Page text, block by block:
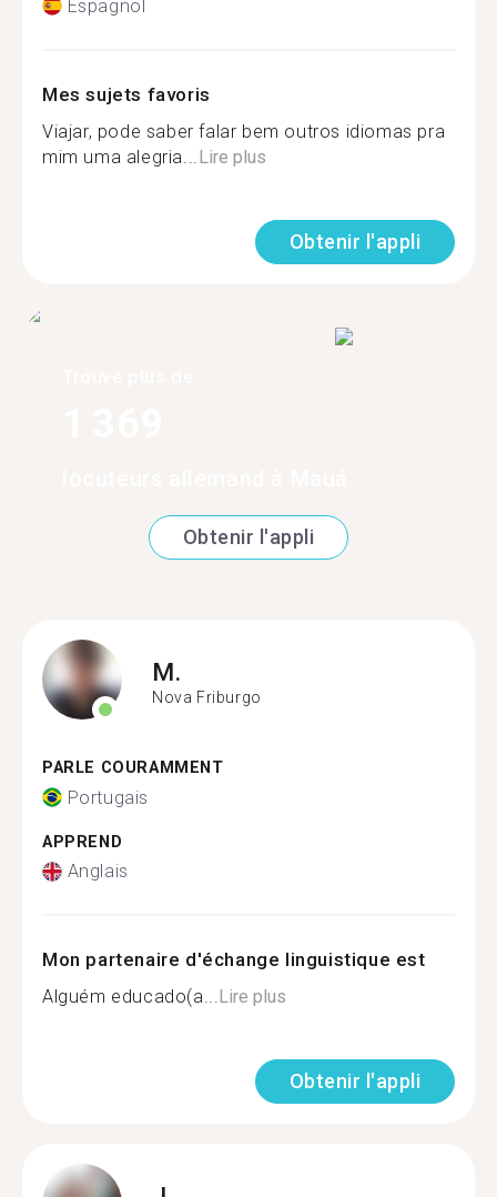
Espagnol
Mes sujets favoris
Viajar, pode saber falar bem outros idiomas pra
mim uma alegria... Lire plus
Obtenir l'appli
Obtenir l'appli
M.
Nova Friburgo
PARLE COURAMMENT
Portugais
APPREND
Anglais
Mon partenaire d'échange linguistique est
Alguém educado(a...Lire plus
Obtenir l'appli